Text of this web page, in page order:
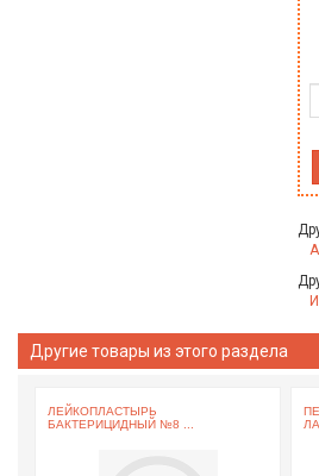
Другие товары из этого раздела
ЛЕЙКОПЛАСТЫРЬ
БАКТЕРИЦИДНЫЙ №8 ...